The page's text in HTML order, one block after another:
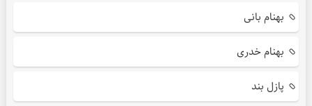
بهنام بانی
بهنام خدری
پازل بند